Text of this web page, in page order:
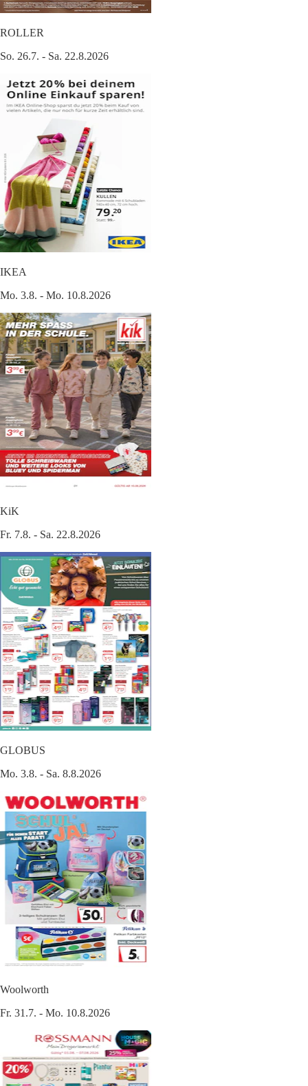
ROLLER
So. 26.7. - Sa. 22.8.2026
IKEA
Mo. 3.8. - Mo. 10.8.2026
KiK
Fr. 7.8. - Sa. 22.8.2026
GLOBUS
Mo. 3.8. - Sa. 8.8.2026
Woolworth
Fr. 31.7. - Mo. 10.8.2026